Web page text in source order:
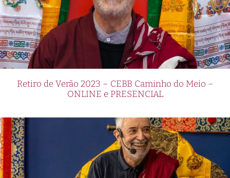
Retiro de Verão 2023 – CEBB Caminho do Meio –
ONLINE e PRESENCIAL